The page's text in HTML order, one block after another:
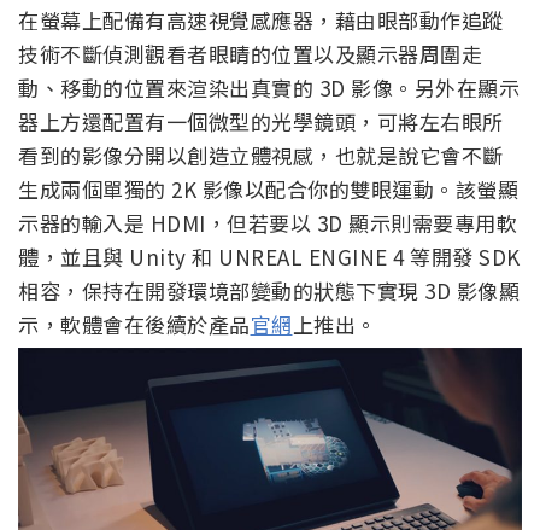
在螢幕上配備有高速視覺感應器，藉由眼部動作追蹤
技術不斷偵測觀看者眼睛的位置以及顯示器周圍走
動、移動的位置來渲染出真實的 3D 影像。另外在顯示
器上方還配置有一個微型的光學鏡頭，可將左右眼所
看到的影像分開以創造立體視感，也就是說它會不斷
生成兩個單獨的 2K 影像以配合你的雙眼運動。該螢顯
示器的輸入是 HDMI，但若要以 3D 顯示則需要專用軟
體，並且與 Unity 和 UNREAL ENGINE 4 等開發 SDK
相容，保持在開發環境部變動的狀態下實現 3D 影像顯
示，軟體會在後續於產品官網 上推出。